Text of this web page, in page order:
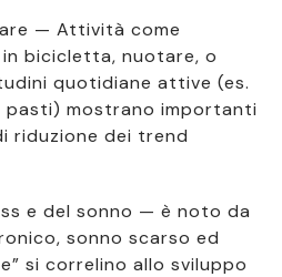
— Attività come
in bicicletta, nuotare, o
quotidiane attive (es.
pasti) mostrano importanti
riduzione dei trend
e del sonno — è noto da
sonno scarso ed
si correlino allo sviluppo